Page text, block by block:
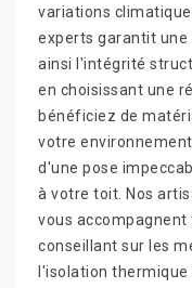
variations
experts garantit
ainsi l'intégrité
en choisissant une
bénéficiez de
votre
d'une pose
à votre toit. Nos
vous
conseillant sur les
l'isolation